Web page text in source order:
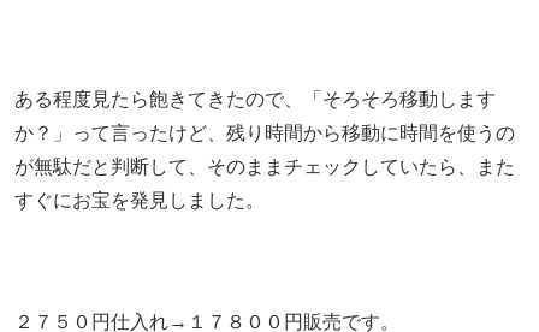
ある程度見たら飽きてきたので、「そろそろ移動します
か？」って言ったけど、残り時間から移動に時間を使うの
が無駄だと判断して、そのままチェックしていたら、また
すぐにお宝を発見しました。
２７５０円仕入れ→１７８００円販売です。